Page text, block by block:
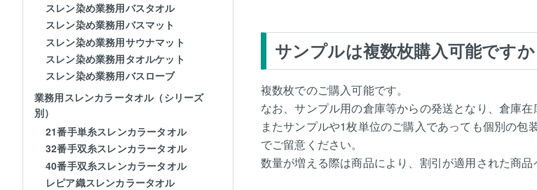
スレン染め業務用バスタオル
スレン染め業務用バスマット
スレン染め業務用サウナマット
スレン染め業務用タオルケット
スレン染め業務用バスローブ
業務用スレンカラータオル（シリーズ
別）
21番手単糸スレンカラータオル
32番手双糸スレンカラータオル
40番手双糸スレンカラータオル
レピア織スレンカラータオル
サンプルは複数枚購入可能です
複数枚でのご購入可能です。
なお、サンプル用の倉庫等からの発送となり、倉庫
またサンプルや1枚単位のご購入であっても個別の
でご留意ください。
数量が増える際は商品により、割引が適用された商